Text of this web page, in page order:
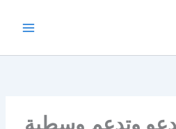
وتدعم وسطية